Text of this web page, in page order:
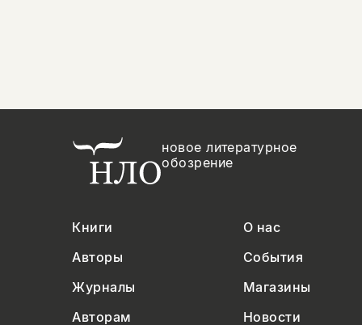
новое литературное
обозрение
Книги
О нас
Авторы
События
Журналы
Магазины
Авторам
Новости